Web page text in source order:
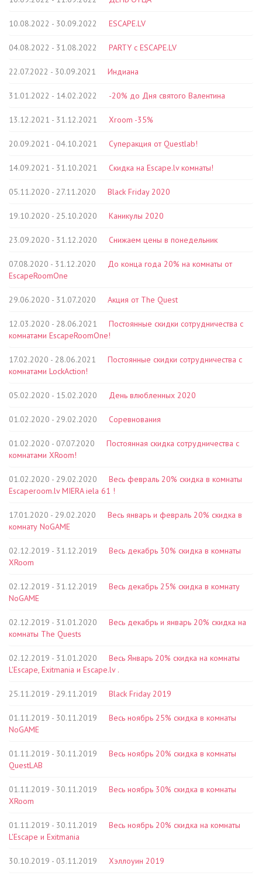
10.08.2022 - 30.09.2022 ESCAPE.LV
04.08.2022 - 31.08.2022 PARTY с ESCAPE.LV
22.07.2022 - 30.09.2021 Индиана
31.01.2022 - 14.02.2022 -20% до Дня святого Валентина
13.12.2021 - 31.12.2021 Xroom -35%
20.09.2021 - 04.10.2021 Cуперакция от Questlab!
14.09.2021 - 31.10.2021 Скидка на Escape.lv комнаты!
05.11.2020 - 27.11.2020 Black Friday 2020
19.10.2020 - 25.10.2020 Каникулы 2020
23.09.2020 - 31.12.2020 Снижаем цены в понедельник
07.08.2020 - 31.12.2020
До конца года 20% на комнаты от
EscapeRoomOne
29.06.2020 - 31.07.2020 Акция от The Quest
12.03.2020 - 28.06.2021
Постоянные скидки сотрудничества с
комнатами EscapeRoomOne!
17.02.2020 - 28.06.2021
Постоянные скидки сотрудничества с
комнатами LockAction!
05.02.2020 - 15.02.2020 День влюбленных 2020
01.02.2020 - 29.02.2020 Соревнования
01.02.2020 - 07.07.2020
Постоянная скидка сотрудничества с
комнатами XRoom!
01.02.2020 - 29.02.2020
Весь февраль 20% скидка в комнаты
Escaperoom.lv MIERA iela 61 !
17.01.2020 - 29.02.2020
Весь январь и февраль 20% скидка в
комнату NoGAME
02.12.2019 - 31.12.2019
Весь декабрь 30% скидка в комнаты
XRoom
02.12.2019 - 31.12.2019
Весь декабрь 25% скидка в комнату
NoGAME
02.12.2019 - 31.01.2020
Весь декабрь и январь 20% скидка на
комнаты The Quests
02.12.2019 - 31.01.2020
Весь Январь 20% скидка на комнаты
L'Escape, Exitmania и Escape.lv .
25.11.2019 - 29.11.2019 Black Friday 2019
01.11.2019 - 30.11.2019
Весь ноябрь 25% скидка в комнаты
NoGAME
01.11.2019 - 30.11.2019
Весь ноябрь 20% скидка в комнаты
QuestLAB
01.11.2019 - 30.11.2019
Весь ноябрь 30% скидка в комнаты
XRoom
01.11.2019 - 30.11.2019
Весь ноябрь 20% скидка на комнаты
L'Escape и Exitmania
30.10.2019 - 03.11.2019 Хэллоуин 2019